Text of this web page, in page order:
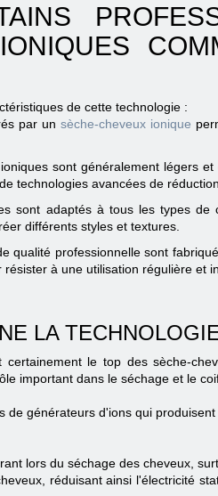
de cette technologie :
par unsèche-cheveux ionique
sont généralement légers
technologies avancées de
sont adaptés à tous les types
différents styles et textures.
qualité professionnelle sont
à une utilisation régulière et
LA
certainement le top des sèche-
important dans le séchage et le
de générateurs d'ions qui
lors du séchage des cheveux,
réduisant ainsi l'électricité